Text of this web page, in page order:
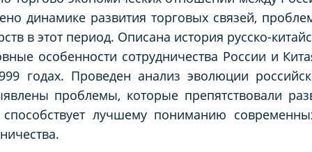
динамике развития торговых связей,
в этот период. Описана история русско-
особенности сотрудничества России и
годах. Проведен анализ эволюции
проблемы, которые препятствовали
лучшему пониманию